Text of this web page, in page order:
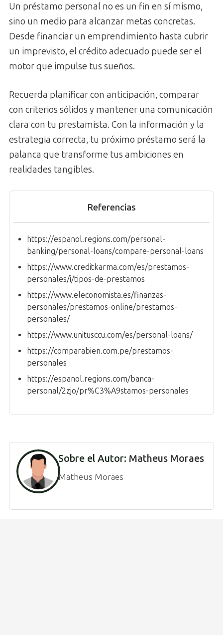
Un préstamo personal no es un fin en sí mismo,
sino un medio para alcanzar metas concretas.
Desde financiar un emprendimiento hasta cubrir
un imprevisto, el crédito adecuado puede ser el
motor que impulse tus sueños.
Recuerda planificar con anticipación, comparar
con criterios sólidos y mantener una comunicación
clara con tu prestamista. Con la información y la
estrategia correcta, tu próximo préstamo será la
palanca que transforme tus ambiciones en
realidades tangibles.
Referencias
https://espanol.regions.com/personal-
banking/personal-loans/compare-personal-loans
https://www.creditkarma.com/es/prestamos-
personales/i/tipos-de-prestamos
https://www.eleconomista.es/finanzas-
personales/prestamos-online/prestamos-
personales/
https://www.unitusccu.com/es/personal-loans/
https://comparabien.com.pe/prestamos-
personales
https://espanol.regions.com/banca-
personal/2zjo/pr%C3%A9stamos-personales
Sobre el Autor: Matheus Moraes
Matheus Moraes